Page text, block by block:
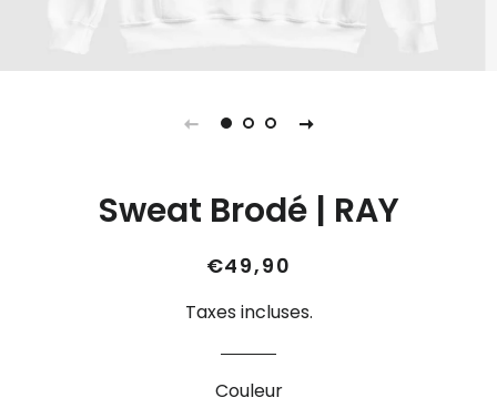
Sweat Brodé | RAY
Prix
Prix
€49,90
Taxes incluses.
Couleur